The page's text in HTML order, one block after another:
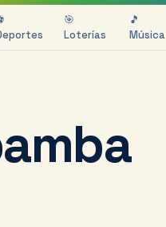
🎯
Loterías
🎵
Música